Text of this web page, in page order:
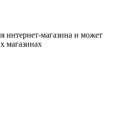
интернет-магазина и может
магазинах